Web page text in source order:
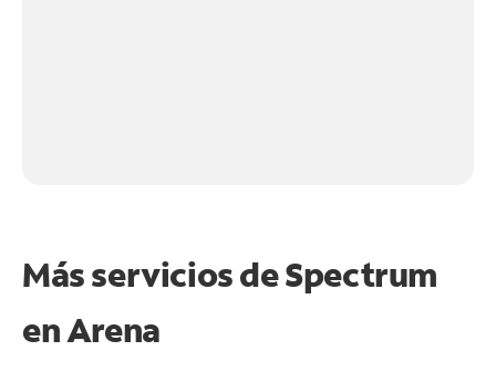
Más servicios de Spectrum
enArena